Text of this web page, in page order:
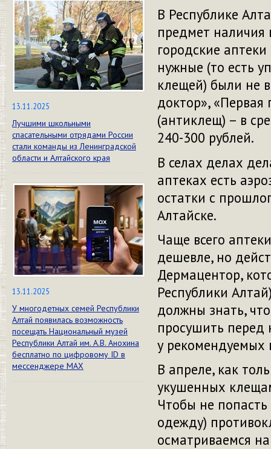
13.11.2025
Лучшими школьными
спасательными отрядами России
стали команды из Ленинградской
области и Алтайского края
13.11.2025
У многодетных семей Республики
Алтай появилась возможность
посещать Национальный музей
Республики Алтай им. А.В. Анохина
бесплатно по цифровому ID в
мессенджере МАХ
В Республике
предмет наличия
городские
нужные (то есть
клещей) были не
доктор»,
(антиклещ) – в
240-300 рублей.
В селах делах
аптеках есть
остатки с
Алтайске.
Чаще всего
дешевле, но
Дермацентор,
Республики
должны знать,
просушить перед
у рекомендуемых
В апреле, как
укушенных
Чтобы не
одежду)
осматриваемся